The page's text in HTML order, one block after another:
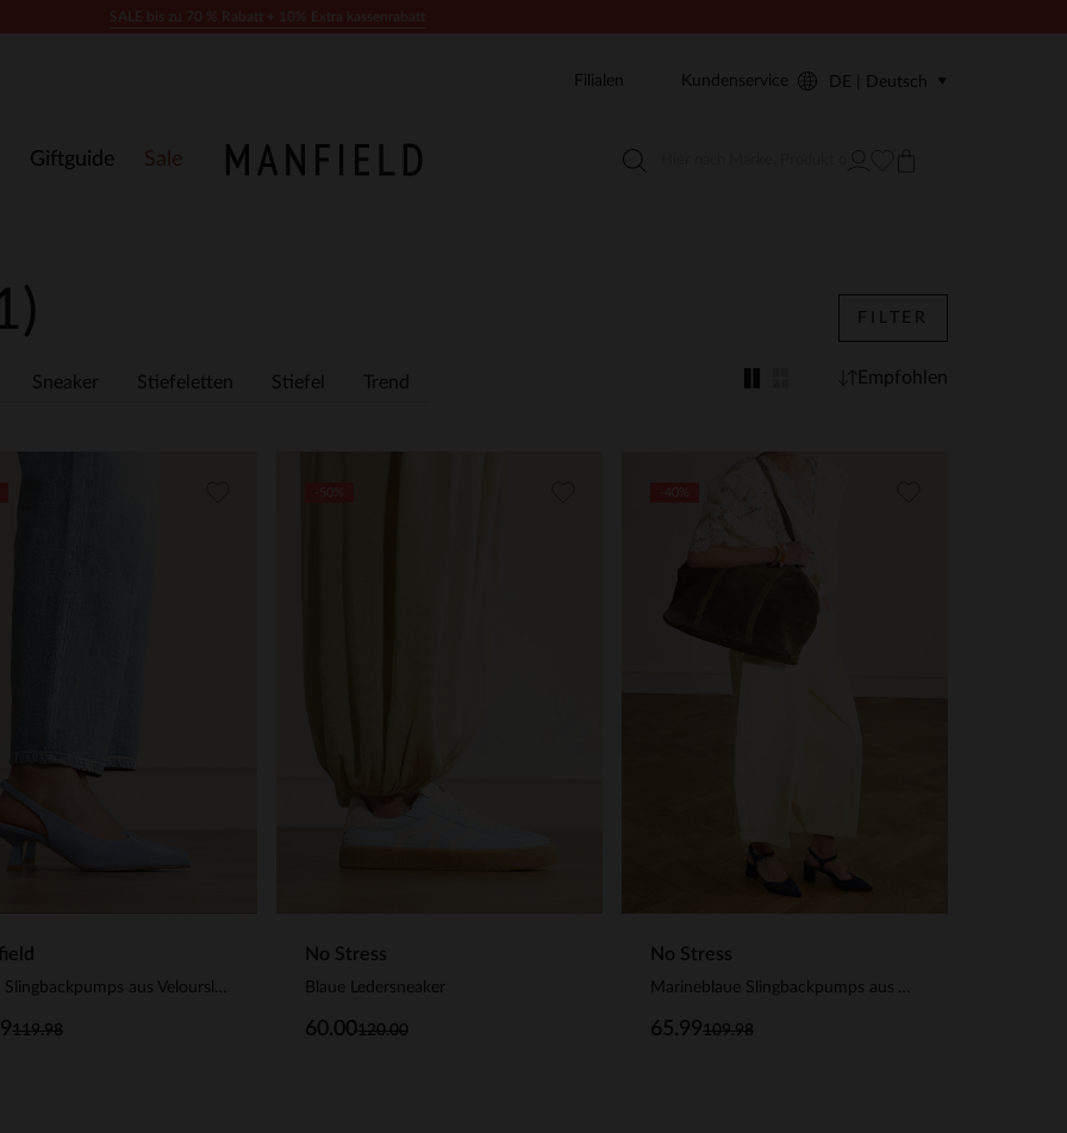
Giftguide Sale
Filialen Kundenservice DE | Deutsch
Sneaker Stiefeletten Stiefel Trend
FILTER
Empfohlen
119.98
No Stress
Blaue Ledersneaker
120.00
60.00
No Stress
109.98
65.99